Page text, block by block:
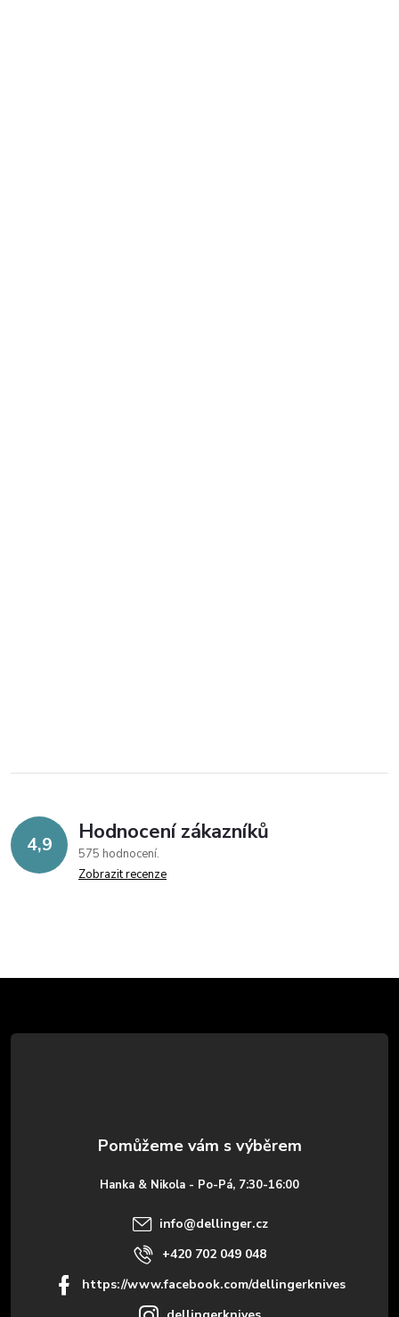
4,9 Hodnocení zákazníků
575 hodnocení
Zobrazit recenze
á
Hanka & Nikola - Po-Pá, 7:30-16:00
info@dellinger.cz
+420 702 049 048
https://www.facebook.com/dellingerknives